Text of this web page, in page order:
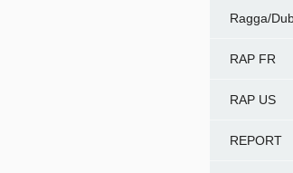
Ragga/
RAP FR
RAP US
REPORT